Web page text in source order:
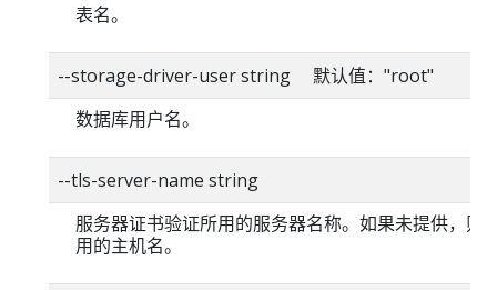
表名。
--storage-driver-user string 默认值："root"
数据库用户名。
--tls-server-name string
服务器证书验证所用的服务器名称。如果未提供，则
用的主机名。